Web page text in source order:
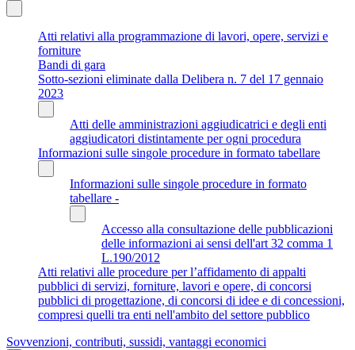
Atti relativi alla programmazione di lavori, opere, servizi e
forniture
Bandi di gara
Sotto-sezioni eliminate dalla Delibera n. 7 del 17 gennaio
2023
Atti delle amministrazioni aggiudicatrici e degli enti
aggiudicatori distintamente per ogni procedura
Informazioni sulle singole procedure in formato tabellare
Informazioni sulle singole procedure in formato
tabellare -
Accesso alla consultazione delle pubblicazioni
delle informazioni ai sensi dell'art 32 comma 1
L.190/2012
Atti relativi alle procedure per l’affidamento di appalti
pubblici di servizi, forniture, lavori e opere, di concorsi
pubblici di progettazione, di concorsi di idee e di concessioni,
compresi quelli tra enti nell'ambito del settore pubblico
Sovvenzioni, contributi, sussidi, vantaggi economici